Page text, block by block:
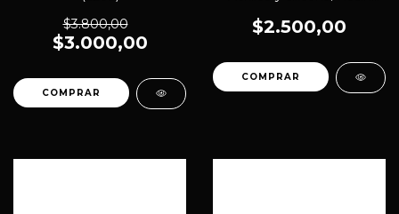
$3.800,00
$3.000,00
$2.500,00